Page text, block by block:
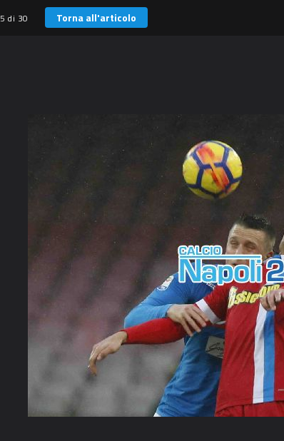
5 di 30 Torna all'articolo